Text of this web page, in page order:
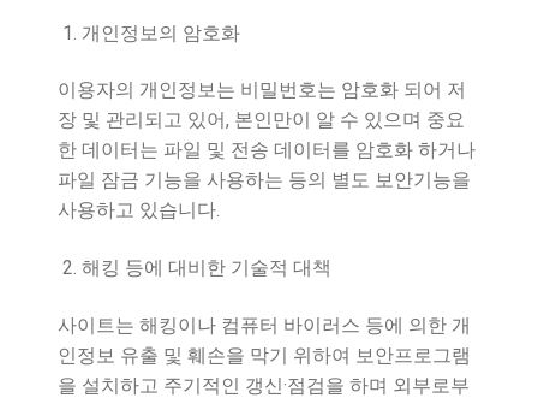
1. 개인정보의 암호화
이용자의 개인정보는 비밀번호는 암호화 되어 저
장 및 관리되고 있어, 본인만이 알 수 있으며 중요
한 데이터는 파일 및 전송 데이터를 암호화 하거나
파일 잠금 기능을 사용하는 등의 별도 보안기능을
사용하고 있습니다.
2. 해킹 등에 대비한 기술적 대책
사이트는 해킹이나 컴퓨터 바이러스 등에 의한 개
인정보 유출 및 훼손을 막기 위하여 보안프로그램
을 설치하고 주기적인 갱신 ·점검을 하며 외부로부